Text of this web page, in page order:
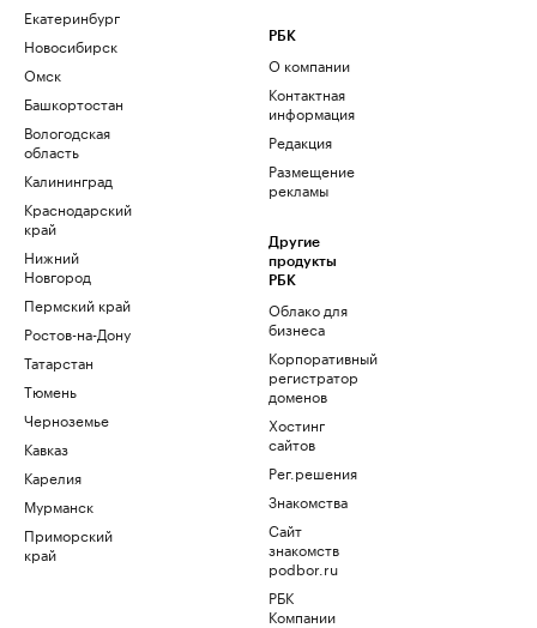
Екатеринбург
Новосибирск
Омск
Башкортостан
Вологодская
область
Калининград
Краснодарский
край
Нижний
Новгород
Пермский край
Ростов-на-Дону
Татарстан
Тюмень
Черноземье
Кавказ
Карелия
Мурманск
Приморский
край
РБК
О компании
Контактная
информация
Редакция
Размещение
рекламы
Другие
продукты
РБК
Облако для
бизнеса
Корпоративный
регистратор
доменов
Хостинг
сайтов
Рег.решения
Знакомства
Сайт
знакомств
podbor.ru
РБК
Компании